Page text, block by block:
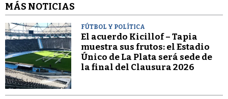
MÁS NOTICIAS
FÚTBOL Y POLÍTICA
El acuerdo Kicillof – Tapia
muestra sus frutos: el Estadio
Único de La Plata será sede de
la final del Clausura 2026